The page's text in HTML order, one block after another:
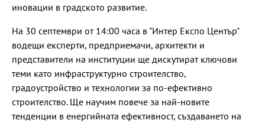
иновации в градското развитие.
На 30 септември от 14:00 часа в "Интер Експо Център"
водещи експерти, предприемачи, архитекти и
представители на институции ще дискутират ключови
теми като инфраструктурно строителство,
градоустройство и технологии за по-ефективно
строителство. Ще научим повече за най-новите
тенденции в енергийната ефективност, създаването на